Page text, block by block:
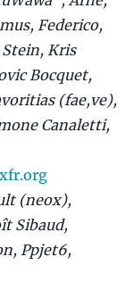
Federico,
Stein, Kris
Bocquet,
(fae,ve),
Canaletti,
(neox),
Sibaud,
Ppjet6,